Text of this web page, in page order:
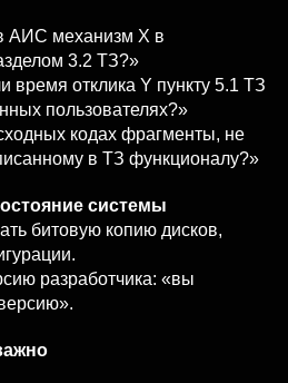
АИС механизм X в
3.2 ТЗ?»
время отклика Y пункту 5.1 ТЗ
пользователях?»
кодах фрагменты, не
в ТЗ функционалу?»
системы
битовую копию дисков,
разработчика: «вы